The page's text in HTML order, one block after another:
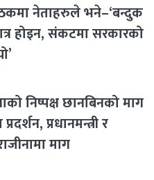
नेताहरुले भने–‘बन्दुक
होइन, संकटमा सरकारको
निष्पक्ष छानबिनको माग
प्रधानमन्त्री र
माग